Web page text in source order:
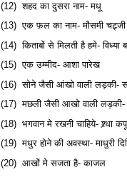
(12) शहद का दुसरा नाम- मधू
(13) एक फ़ल का नाम- मौसमी चट्र्जी
(14) किताबों से मिलती है हमे- विध्या
(15) एक उम्मीद- आशा पारेख
(16) सोने जैसी आंखो वाली लड़की-
(17) मछली जैसी आखो वाली लड़की-
(18) भगवान मे रखनी चाहिये- श्र्धा
(19) मधुर होने की अवस्था- माधुरी
(20) आखों मे सजता है- काजल